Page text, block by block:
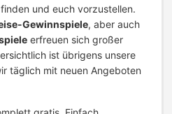
und euch vorzustellen.
Gewinnspiele, aber auch
erfreuen sich großer
ist übrigens unsere
täglich mit neuen Angeboten